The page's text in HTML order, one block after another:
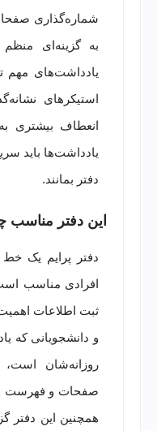
شماره‌گذاری
به گزینه‌ای
یادداشت‌های مهم
استیکرهای
انعطاف بیشتری
یادداشت‌ها باید
دفتر بمانند.
این دفتر
افرادی مناسب
ثبت اطلاعات
و دانشجویانی که
روزانه‌شان است،
صفحات و فهرست
همچنین این دفتر